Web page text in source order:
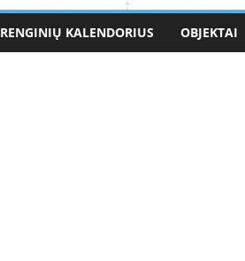
RENGINIŲ KALENDORIUS OBJEKTAI